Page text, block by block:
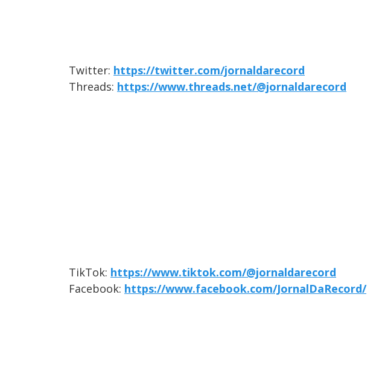
Twitter: https://twitter.com/jornaldarecord
Threads: https://www.threads.net/@jornaldarecord
TikTok: https://www.tiktok.com/@jornaldarecord
Facebook: https://www.facebook.com/JornalDaRecord/